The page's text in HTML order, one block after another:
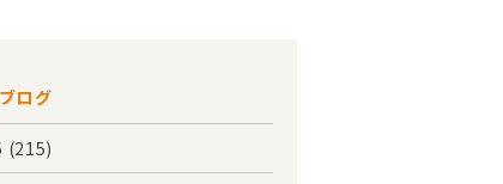
ログ
(215)